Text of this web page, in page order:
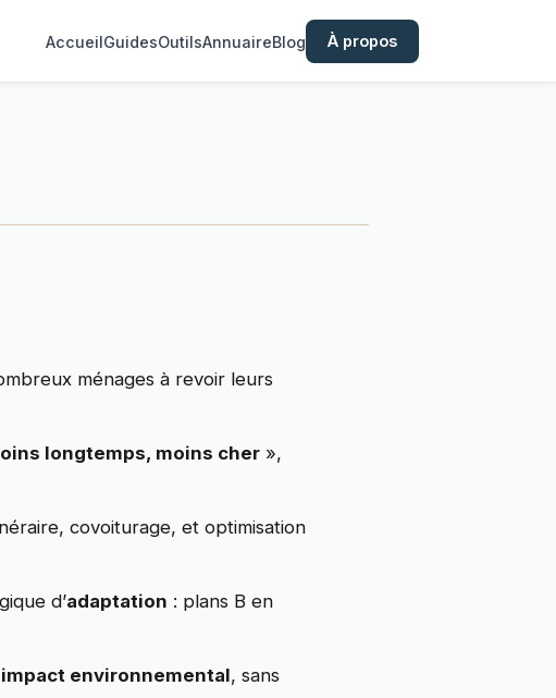
AccueilGuidesOutilsAnnuaireBlog À propos
ménages à revoir leurs
longtemps, moins cher »,
covoiturage, et optimisation
d’adaptation : plans B en
impact environnemental, sans